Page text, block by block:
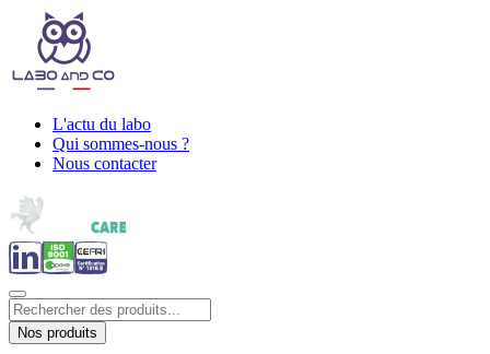
L'actu du labo
Qui sommes-nous ?
Nous contacter
Nos produits